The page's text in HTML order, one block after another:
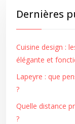
Dernières
Cuisine design :
élégante et
Lapeyre : que
?
Quelle distance
?